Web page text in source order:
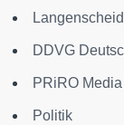
DDVG
PRiRO Media
Politik